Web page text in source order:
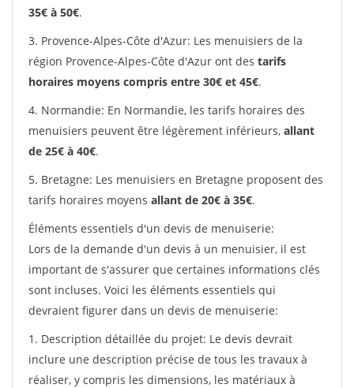
35€ à 50€.
3. Provence-Alpes-Côte d'Azur: Les menuisiers de la
région Provence-Alpes-Côte d'Azur ont des tarifs
horaires moyens compris entre 30€ et 45€.
4. Normandie: En Normandie, les tarifs horaires des
menuisiers peuvent être légèrement inférieurs, allant
de 25€ à 40€.
5. Bretagne: Les menuisiers en Bretagne proposent des
tarifs horaires moyens allant de 20€ à 35€.
Éléments essentiels d'un devis de menuiserie:
Lors de la demande d'un devis à un menuisier, il est
important de s'assurer que certaines informations clés
sont incluses. Voici les éléments essentiels qui
devraient figurer dans un devis de menuiserie:
1. Description détaillée du projet: Le devis devrait
inclure une description précise de tous les travaux à
réaliser, y compris les dimensions, les matériaux à